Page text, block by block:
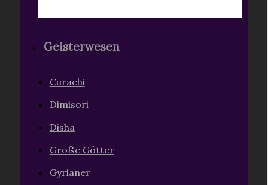
Geisterwesen
Curachi
Dimisori
Disha
Große Götter
Gyrianer